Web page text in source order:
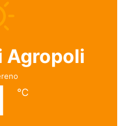
Agropoli
℃